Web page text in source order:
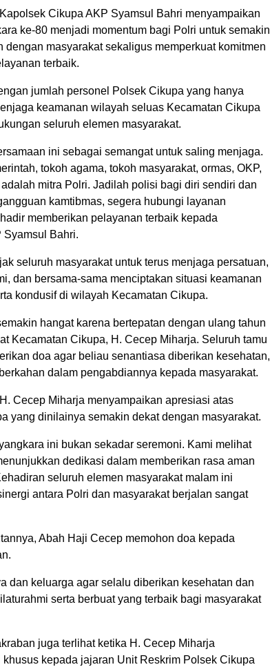
Cikupa AKP Syamsul Bahri menyampaikan
ke-80 menjadi momentum bagi Polri untuk semakin
dengan masyarakat sekaligus memperkuat komitmen
terbaik.
jumlah personel Polsek Cikupa yang hanya
keamanan wilayah seluas Kecamatan Cikupa
seluruh elemen masyarakat.
ini sebagai semangat untuk saling menjaga.
tokoh agama, tokoh masyarakat, ormas, OKP,
mitra Polri. Jadilah polisi bagi diri sendiri dan
kamtibmas, segera hubungi layanan
memberikan pelayanan terbaik kepada
Syamsul Bahri.
seluruh masyarakat untuk terus menjaga persatuan,
dan bersama-sama menciptakan situasi keamanan
kondusif di wilayah Kecamatan Cikupa.
hangat karena bertepatan dengan ulang tahun
Kecamatan Cikupa, H. Cecep Miharja. Seluruh tamu
doa agar beliau senantiasa diberikan kesehatan,
dalam pengabdiannya kepada masyarakat.
Cecep Miharja menyampaikan apresiasi atas
yang dinilainya semakin dekat dengan masyarakat.
ini bukan sekadar seremoni. Kami melihat
dedikasi dalam memberikan rasa aman
seluruh elemen masyarakat malam ini
antara Polri dan masyarakat berjalan sangat
Abah Haji Cecep memohon doa kepada
dan keluarga agar selalu diberikan kesehatan dan
serta berbuat yang terbaik bagi masyarakat
juga terlihat ketika H. Cecep Miharja
kepada jajaran Unit Reskrim Polsek Cikupa